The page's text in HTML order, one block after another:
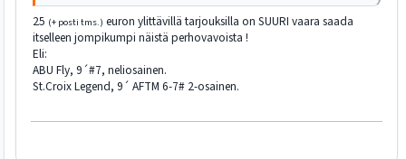
25 (+ posti tms.) euron ylittävillä tarjouksilla on SUURI vaara saada
itselleen jompikumpi näistä perhovavoista !
Eli:
ABU Fly, 9´#7, neliosainen.
St.Croix Legend, 9´ AFTM 6-7# 2-osainen.